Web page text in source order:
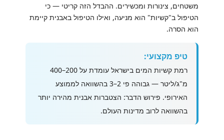
משטחים, צינורות ומכשירים. ההבדל הזה קריטי — כי
הטיפול ב"קשיות" הוא מניעה, ואילו הטיפול באבנית קיימת
הוא הסרה.
טיפ מקצועי:
רמת קשיות המים בישראל עומדת על 200–400
מ"ג/ליטר — גבוהה פי 2–3 בהשוואה לממוצע
האירופי. פירוש הדבר: הצטברות אבנית מהירה יותר
בהשוואה לרוב מדינות העולם.